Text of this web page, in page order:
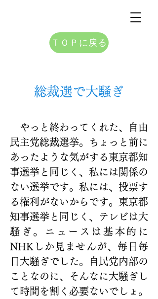
ＴＯＰに戻る
総裁選で大騒ぎ
やっと終わってくれた、自由
民主党総裁選挙。ちょっと前に
あったような気がする東京都知
事選挙と同じく、私には関係の
ない選挙です。私には、投票す
る権利がないからです。東京都
知事選挙と同じく、テレビは大
騒ぎ。ニュースは基本的に
NHKしか見ませんが、毎日毎
日大騒ぎでした。自民党内部の
ことなのに、そんなに大騒ぎし
て時間を割く必要ないでしょ。